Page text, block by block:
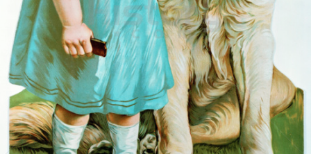
Suchard Milka Kraft Foods 1910